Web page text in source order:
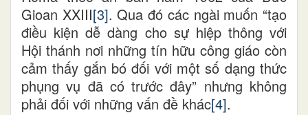
Gioan XXIII[3]. Qua đó các ngài muốn “tạo
điều kiện dễ dàng cho sự hiệp thông với
Hội thánh nơi những tín hữu công giáo còn
cảm thấy gắn bó đối với một số dạng thức
phụng vụ đã có trước đây” nhưng không
phải đối với những vấn đề khác[4].